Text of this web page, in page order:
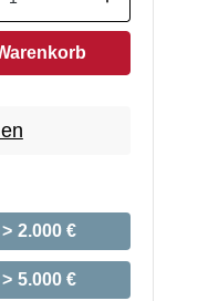
2.000 €
5.000 €